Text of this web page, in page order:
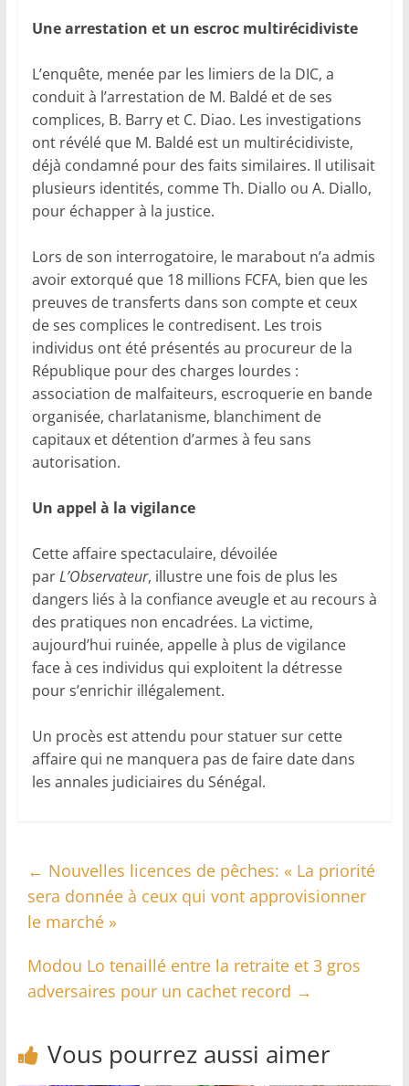
Une arrestation et un escroc multirécidiviste
L’enquête, menée par les limiers de la DIC, a
conduit à l’arrestation de M. Baldé et de ses
complices, B. Barry et C. Diao. Les investigations
ont révélé que M. Baldé est un multirécidiviste,
déjà condamné pour des faits similaires. Il utilisait
plusieurs identités, comme Th. Diallo ou A. Diallo,
pour échapper à la justice.
Lors de son interrogatoire, le marabout n’a admis
avoir extorqué que 18 millions FCFA, bien que les
preuves de transferts dans son compte et ceux
de ses complices le contredisent. Les trois
individus ont été présentés au procureur de la
République pour des charges lourdes :
association de malfaiteurs, escroquerie en bande
organisée, charlatanisme, blanchiment de
capitaux et détention d’armes à feu sans
autorisation.
Un appel à la vigilance
Cette affaire spectaculaire, dévoilée
parL’Observateur, illustre une fois de plus les
dangers liés à la confiance aveugle et au recours à
des pratiques non encadrées. La victime,
aujourd’hui ruinée, appelle à plus de vigilance
face à ces individus qui exploitent la détresse
pour s’enrichir illégalement.
Un procès est attendu pour statuer sur cette
affaire qui ne manquera pas de faire date dans
les annales judiciaires du Sénégal.
← Nouvelles licences de pêches: « La priorité
sera donnée à ceux qui vont approvisionner
le marché »
Modou Lo tenaillé entre la retraite et 3 gros
adversaires pour un cachet record →
Vous pourrez aussi aimer